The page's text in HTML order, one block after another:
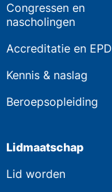
Congressen en
nascholingen
Accreditatie en EPD
Kennis & naslag
Beroepsopleiding
Lidmaatschap
Lid worden